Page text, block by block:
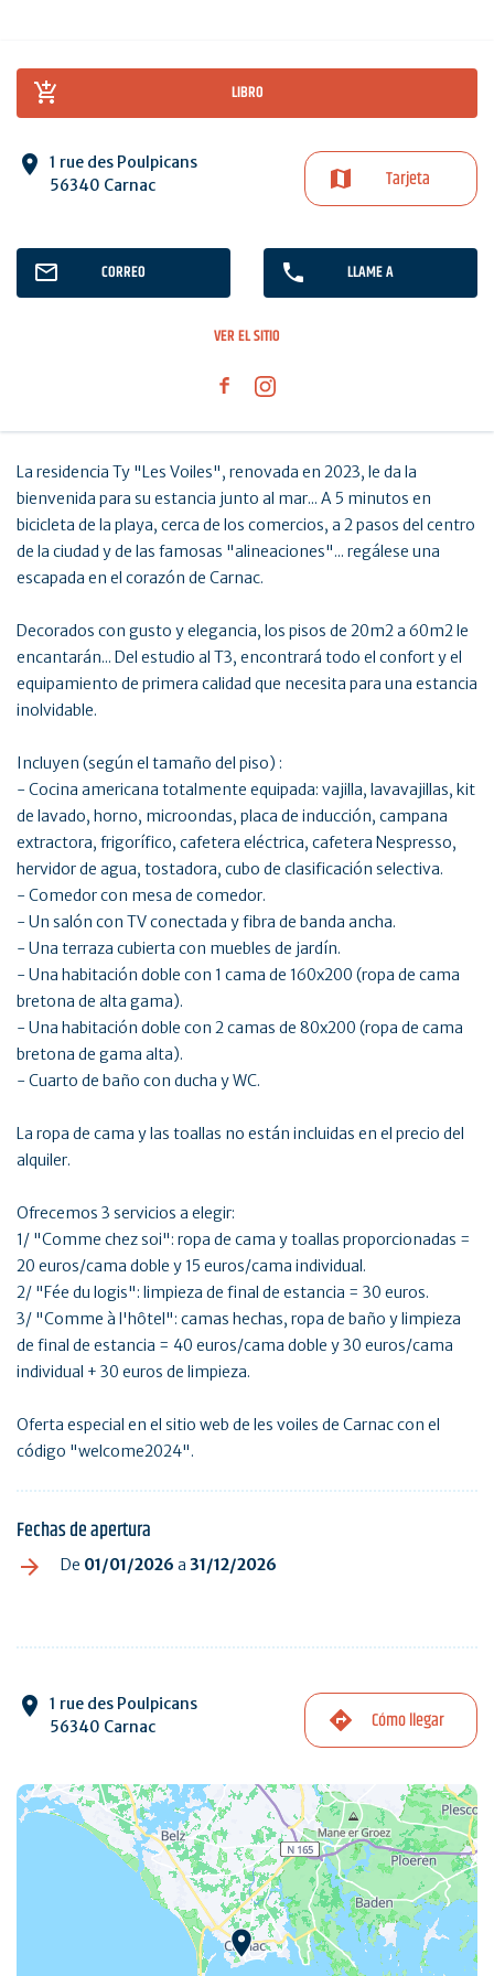
LIBRO
1 rue des Poulpicans
56340 Carnac
Tarjeta
CORREO LLAME A
VER EL SITIO
La residencia Ty "Les Voiles", renovada en 2023, le da la
bienvenida para su estancia junto al mar... A 5 minutos en
bicicleta de la playa, cerca de los comercios, a 2 pasos del centro
de la ciudad y de las famosas "alineaciones"... regálese una
escapada en el corazón de Carnac.
Decorados con gusto y elegancia, los pisos de 20m2 a 60m2 le
encantarán... Del estudio al T3, encontrará todo el confort y el
equipamiento de primera calidad que necesita para una estancia
inolvidable.
Incluyen (según el tamaño del piso) :
- Cocina americana totalmente equipada: vajilla, lavavajillas, kit
de lavado, horno, microondas, placa de inducción, campana
extractora, frigorífico, cafetera eléctrica, cafetera Nespresso,
hervidor de agua, tostadora, cubo de clasificación selectiva.
- Comedor con mesa de comedor.
- Un salón con TV conectada y fibra de banda ancha.
- Una terraza cubierta con muebles de jardín.
- Una habitación doble con 1 cama de 160x200 (ropa de cama
bretona de alta gama).
- Una habitación doble con 2 camas de 80x200 (ropa de cama
bretona de gama alta).
- Cuarto de baño con ducha y WC.
La ropa de cama y las toallas no están incluidas en el precio del
alquiler.
Ofrecemos 3 servicios a elegir:
1/ "Comme chez soi": ropa de cama y toallas proporcionadas =
20 euros/cama doble y 15 euros/cama individual.
2/ "Fée du logis": limpieza de final de estancia = 30 euros.
3/ "Comme à l'hôtel": camas hechas, ropa de baño y limpieza
de final de estancia = 40 euros/cama doble y 30 euros/cama
individual + 30 euros de limpieza.
Oferta especial en el sitio web de les voiles de Carnac con el
código "welcome2024".
Fechas de apertura
De 01/01/2026 a 31/12/2026
1 rue des Poulpicans
56340 Carnac
Cómo llegar